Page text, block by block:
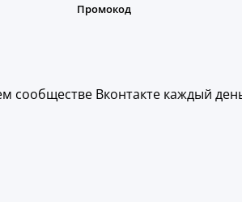
сообществе Вконтакте каждый